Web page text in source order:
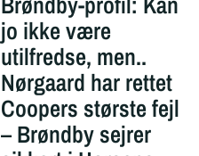
jo ikke være
utilfredse, men..
Nørgaard har rettet
Coopers største fejl
– Brøndby sejrer